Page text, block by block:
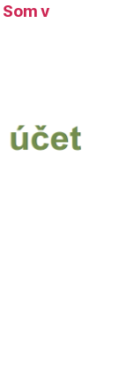
Som v